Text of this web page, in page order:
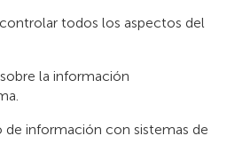
todos los aspectos del
la información
información con sistemas de